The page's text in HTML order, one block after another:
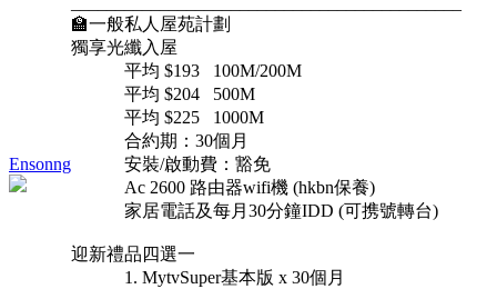
Ensonng
🏫一般私人屋苑計劃
獨享光纖入屋
平均 $193 100M/200M
平均 $204 500M
平均 $225 1000M
合約期：30個月
安裝/啟動費：豁免
Ac 2600 路由器wifi機 (hkbn保養)
家居電話及每月30分鐘IDD (可携號轉台)
迎新禮品四選一
1. MytvSuper基本版 x 30個月